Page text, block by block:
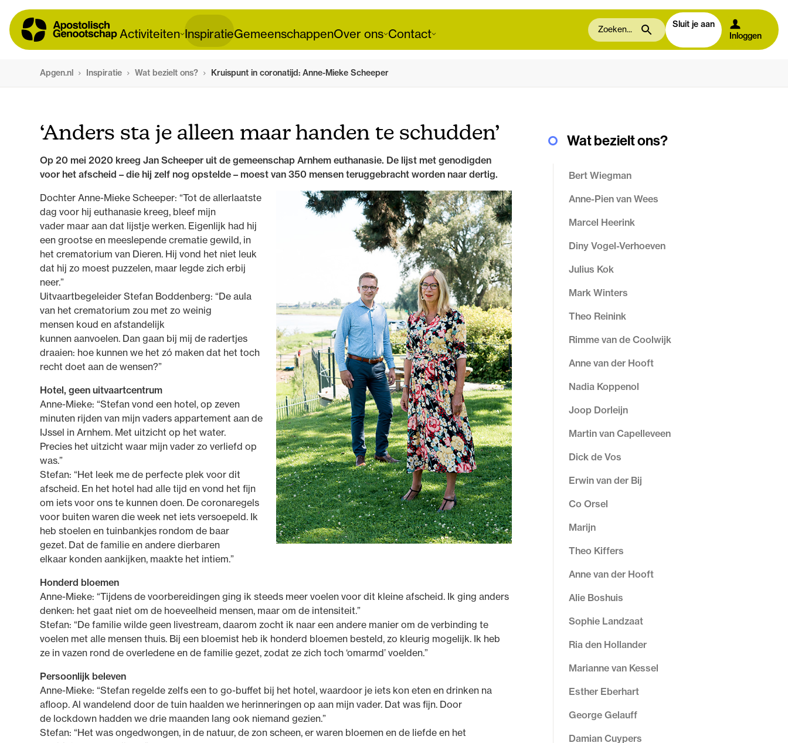
Activiteiten InspiratieGemeenschappenOver ons Contact
Sluit je aan
Inloggen
Apgen.nl Inspiratie Wat bezielt ons? Kruispunt in coronatijd: Anne-Mieke Scheeper
‘Anders sta je alleen maar handen te schudden’
Op 20 mei 2020 kreeg Jan Scheeper uit de gemeenschap Arnhem euthanasie. De lijst met genodigden
voor het afscheid – die hij zelf nog opstelde – moest van 350 mensen teruggebracht worden naar dertig.
Dochter Anne-Mieke Scheeper: “Tot de allerlaatste
dag voor hij euthanasie kreeg, bleef mijn
vader maar aan dat lijstje werken. Eigenlijk had hij
een grootse en meeslepende crematie gewild, in
het crematorium van Dieren. Hij vond het niet leuk
dat hij zo moest puzzelen, maar legde zich erbij
neer.”
Uitvaartbegeleider Stefan Boddenberg: “De aula
van het crematorium zou met zo weinig
mensen koud en afstandelijk
kunnen aanvoelen. Dan gaan bij mij de radertjes
draaien: hoe kunnen we het zó maken dat het toch
recht doet aan de wensen?”
Hotel, geen uitvaartcentrum
Anne-Mieke: “Stefan vond een hotel, op zeven
minuten rijden van mijn vaders appartement aan de
IJssel in Arnhem. Met uitzicht op het water.
Precies het uitzicht waar mijn vader zo verliefd op
was.”
Stefan: “Het leek me de perfecte plek voor dit
afscheid. En het hotel had alle tijd en vond het fijn
om iets voor ons te kunnen doen. De coronaregels
voor buiten waren die week net iets versoepeld. Ik
heb stoelen en tuinbankjes rondom de baar
gezet. Dat de familie en andere dierbaren
elkaar konden aankijken, maakte het intiem.”
Honderd bloemen
Anne-Mieke: “Tijdens de voorbereidingen ging ik steeds meer voelen voor dit kleine afscheid. Ik ging anders
denken: het gaat niet om de hoeveelheid mensen, maar om de intensiteit.”
Stefan: “De familie wilde geen livestream, daarom zocht ik naar een andere manier om de verbinding te
voelen met alle mensen thuis. Bij een bloemist heb ik honderd bloemen besteld, zo kleurig mogelijk. Ik heb
ze in vazen rond de overledene en de familie gezet, zodat ze zich toch ‘omarmd’ voelden.”
Persoonlijk beleven
Anne-Mieke: “Stefan regelde zelfs een to go-buffet bij het hotel, waardoor je iets kon eten en drinken na
afloop. Al wandelend door de tuin haalden we herinneringen op aan mijn vader. Dat was fijn. Door
de lockdown hadden we drie maanden lang ook niemand gezien.”
Stefan: “Het was ongedwongen, in de natuur, de zon scheen, er waren bloemen en de liefde en het
Wat bezielt ons?
Bert Wiegman
Anne-Pien van Wees
Marcel Heerink
Diny Vogel-Verhoeven
Julius Kok
Mark Winters
Theo Reinink
Rimme van de Coolwijk
Anne van der Hooft
Nadia Koppenol
Joop Dorleijn
Martin van Capelleveen
Dick de Vos
Erwin van der Bij
Co Orsel
Marijn
Theo Kiffers
Anne van der Hooft
Alie Boshuis
Sophie Landzaat
Ria den Hollander
Marianne van Kessel
Esther Eberhart
George Gelauff
Damian Cuypers